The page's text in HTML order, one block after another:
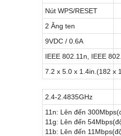
Nút WPS/RESET
2 Ăng ten
9VDC / 0.6A
IEEE 802.11n, IEEE
7.2 x 5.0 x 1.4in.(182 x
2.4-2.4835GHz
11n: Lên đến
11g: Lên đến
11b: Lên đến